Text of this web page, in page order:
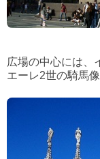
広場の中心には、
エーレ2世の騎馬